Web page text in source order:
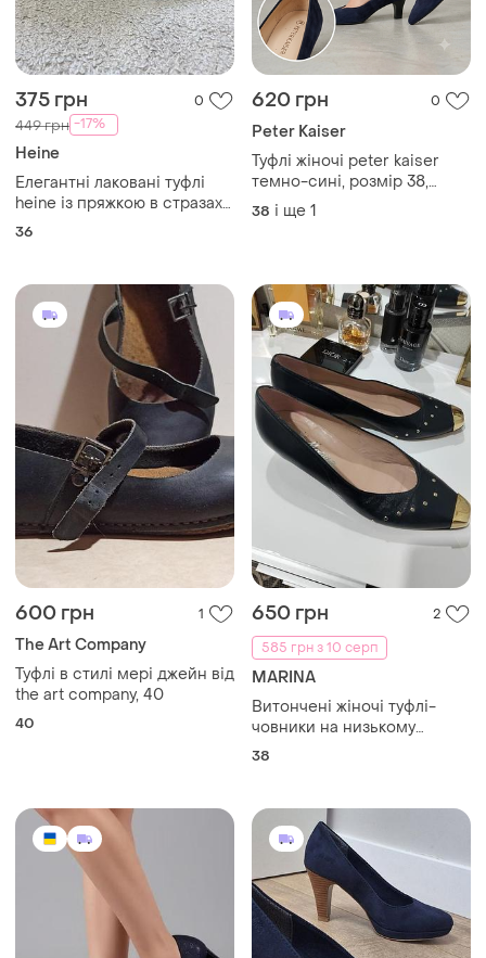
375 грн 0
449 грн -17%
Heine
Елегантні лаковані туфлі
heine із пряжкою в стразах
сині(36 р.)
36
620 грн 0
Peter Kaiser
Туфлі жіночі peter kaiser
темно-сині, розмір 38,
натуральна замша
38 і ще 1
600 грн 1
The Art Company
Туфлі в стилі мері джейн від
the art company, 40
40
650 грн
2
585 грн з 10 серп
MARINA
Витончені жіночі туфлі-
човники на низькому
підборі від італійського
38